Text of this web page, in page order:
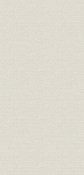
靴;風俗
商標
経営
経営者
資料